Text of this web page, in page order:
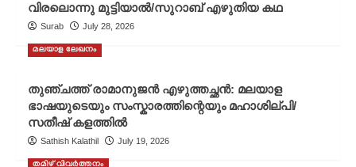
വിരലൊന്നു മുട്ടിയാൽ/സുറാബ് എഴുതിയ കഥ
Surab July 28, 2026
മലയാള ലേഖനം
തുഞ്ചത്ത് രാമാനുജൻ എഴുത്തച്ഛൻ: മലയാള
ഭാഷയുടെയും സംസ്കാരത്തിന്റെയും മഹാശില്പി/
സതീഷ് കളത്തിൽ
Sathish Kalathil July 19, 2026